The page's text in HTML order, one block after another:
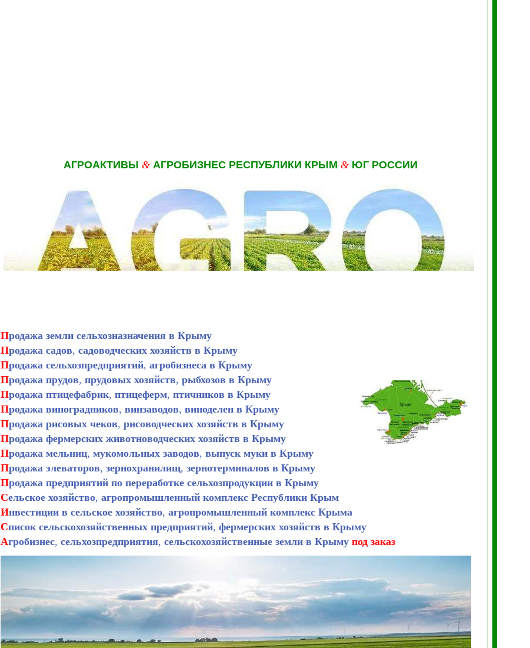
АГРОАКТИВЫ &АГРОБИЗНЕС РЕСПУБЛИКИ КРЫМ & ЮГ РОССИИ
Продажа земли сельхозназначения в Крыму
Продажа садов, садоводческих хозяйств в Крыму
Продажа сельхозпредприятий, агробизнеса в Крыму
Продажа прудов, прудовых хозяйств, рыбхозов в Крыму
Продажа птицефабрик, птицеферм, птичников в Крыму
Продажа виноградников, винзаводов, виноделен в Крыму
Продажа рисовых чеков, рисоводческих хозяйств в Крыму
Продажа фермерских животноводческих хозяйств в Крыму
Продажа мельниц, мукомольных заводов, выпуск муки в Крыму
Продажа элеваторов, зернохранилищ, зернотерминалов в Крыму
Продажа предприятий по переработке сельхозпродукции в Крыму
Сельское хозяйство, агропромышленный комплекс Республики Крым
Инвестиции в сельское хозяйство, агропромышленный комплекс Крыма
Список сельскохозяйственных предприятий, фермерских хозяйств в Крыму
Агробизнес, сельхозпредприятия, сельскохозяйственные земли в Крыму под заказ